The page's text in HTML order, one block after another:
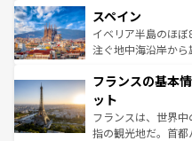
ろん、トスカーナの
景など、自然景観
ピザやパスタなど
ませてくれるイタリ
なお、新着のイタリ
しい。
スペイン
イベリア半島のほ
注ぐ地中海沿岸か
文化が根付くこの国
れる闘牛、そして美
る。首都マドリー
アートに溢れた街
フランスの基本
ット
フランスは、世界
指の観光地だ。首